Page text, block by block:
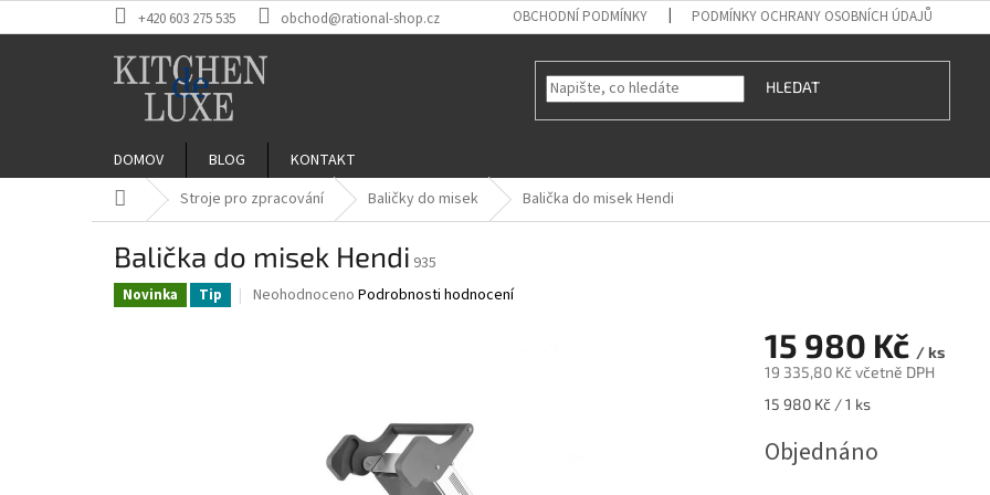
na
+420 603 275 535 obchod@rational-shop.cz OBCHODNÍ PODMÍNKY PODMÍNKY OCHRANY OSOBNÍCH ÚDAJŮ
HLEDAT
DOMOV BLOG
KONTAKT
Domů Stroje pro zpracování Baličky do misek Balička do misek Hendi
Balička do misek Hendi 935
Novinka Tip
Průměrné
Neohodnoceno Podrobnosti hodnocení
15 980 Kč / ks
19 335,80 Kč včetně DPH
Měrná
15 980 Kč / 1 ks
Objednáno